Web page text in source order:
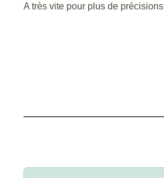
A très vite pour plus de précisions